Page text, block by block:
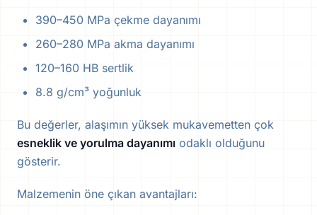
390–450 MPa çekme dayanımı
260–280 MPa akma dayanımı
120–160 HB sertlik
8.8 g/cm³ yoğunluk
Bu değerler, alaşımın yüksek mukavemetten çok
esneklik ve yorulma dayanımı odaklı olduğunu
gösterir.
Malzemenin öne çıkan avantajları: